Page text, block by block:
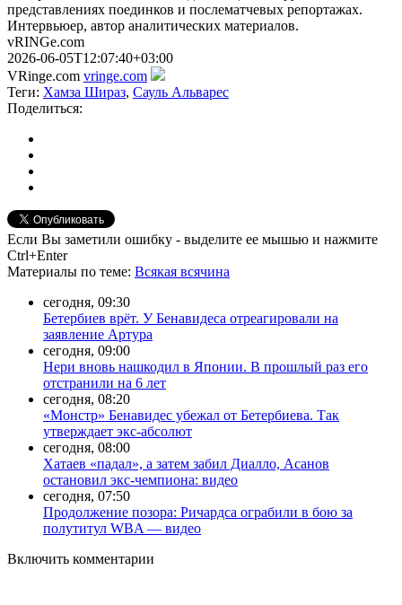
представлениях поединков и послематчевых репортажах.
Интервьюер, автор аналитических материалов.
vRINGe.com
2026-06-05T12:07:40+03:00
VRinge.com vringe.com
Теги: Хамза Шираз, Сауль Альварес
Поделиться:
Если Вы заметили ошибку - выделите ее мышью и нажмите
Ctrl+Enter
Материалы по теме: Всякая всячина
сегодня, 09:30
Бетербиев врёт. У Бенавидеса отреагировали на
заявление Артура
сегодня, 09:00
Нери вновь нашкодил в Японии. В прошлый раз его
отстранили на 6 лет
сегодня, 08:20
«Монстр» Бенавидес убежал от Бетербиева. Так
утверждает экс-абсолют
сегодня, 08:00
Хатаев «падал», а затем забил Диалло, Асанов
остановил экс-чемпиона: видео
сегодня, 07:50
Продолжение позора: Ричардса ограбили в бою за
полутитул WBA — видео
Включить комментарии